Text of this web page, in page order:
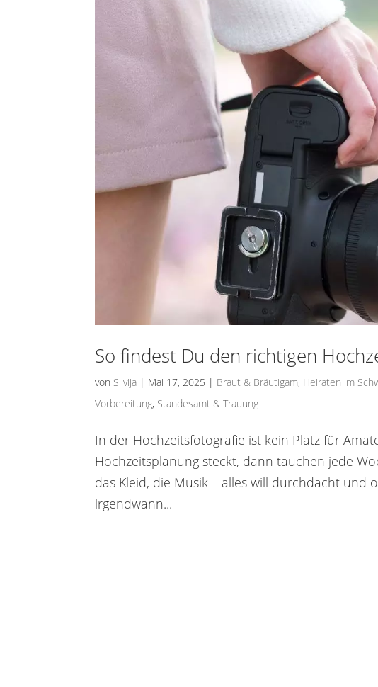
So findest Du den richtigen
von Silvija | Mai 17, 2025 | Braut & Bräutigam, Heiraten im
Vorbereitung, Standesamt & Trauung
In der Hochzeitsfotografie ist kein Platz für
Hochzeitsplanung steckt, dann tauchen jede
das Kleid, die Musik – alles will durchdacht
irgendwann...